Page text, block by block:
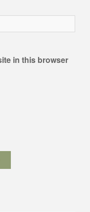
in this browser